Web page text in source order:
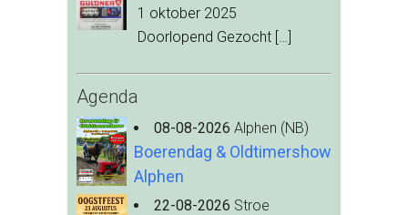
1 oktober 2025
Doorlopend Gezocht […]
Agenda
08-08-2026 Alphen (NB)
Boerendag & Oldtimershow
Alphen
22-08-2026 Stroe